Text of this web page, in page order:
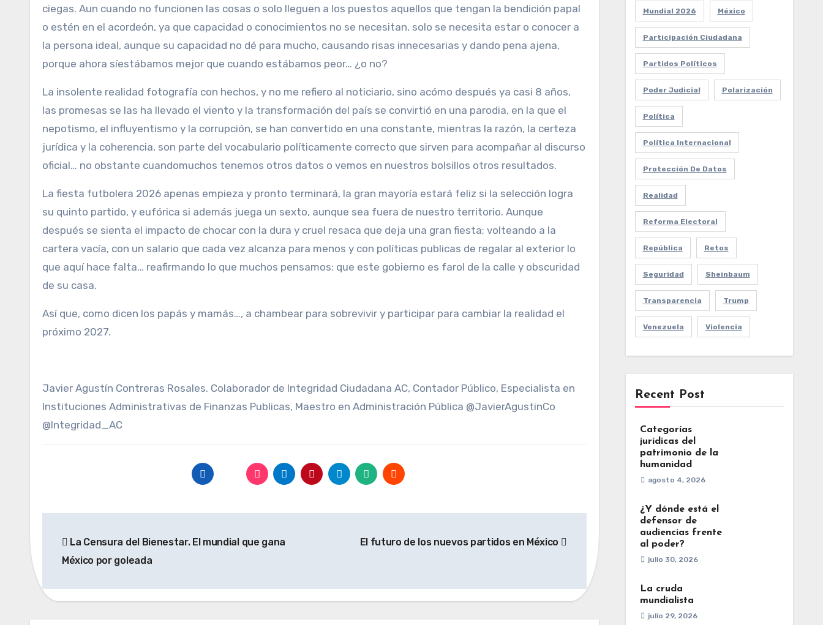
ciegas. Aun cuando no funcionen las cosas o solo lleguen a los puestos aquellos que tengan la bendición papal
o estén en el acordeón, ya que capacidad o conocimientos no se necesitan, solo se necesita estar o conocer a
la persona ideal, aunque su capacidad no dé para mucho, causando risas innecesarias y dando pena ajena,
porque ahora síestábamos mejor que cuando estábamos peor… ¿o no?
La insolente realidad fotografía con hechos, y no me refiero al noticiario, sino acómo después ya casi 8 años,
las promesas se las ha llevado el viento y la transformación del país se convirtió en una parodia, en la que el
nepotismo, el influyentismo y la corrupción, se han convertido en una constante, mientras la razón, la certeza
jurídica y la coherencia, son parte del vocabulario políticamente correcto que sirven para acompañar al discurso
oficial… no obstante cuandomuchos tenemos otros datos o vemos en nuestros bolsillos otros resultados.
La fiesta futbolera 2026 apenas empieza y pronto terminará, la gran mayoría estará feliz si la selección logra
su quinto partido, y eufórica si además juega un sexto, aunque sea fuera de nuestro territorio. Aunque
después se sienta el impacto de chocar con la dura y cruel resaca que deja una gran fiesta; volteando a la
cartera vacía, con un salario que cada vez alcanza para menos y con políticas publicas de regalar al exterior lo
que aquí hace falta… reafirmando lo que muchos pensamos; que este gobierno es farol de la calle y obscuridad
de su casa.
Así que, como dicen los papás y mamás…, a chambear para sobrevivir y participar para cambiar la realidad el
próximo 2027.
Javier Agustín Contreras Rosales. Colaborador de Integridad Ciudadana AC, Contador Público, Especialista en
Instituciones Administrativas de Finanzas Publicas, Maestro en Administración Pública @JavierAgustinCo
@Integridad_AC
de La Censura del Bienestar. El mundial que gana
México por goleada
El futuro de los nuevos partidos en México
Mundial 2026 México
Participación Ciudadana
Partidos Políticos
Poder Judicial Polarización
Política
Política Internacional
Protección De Datos
Realidad
Reforma Electoral
República Retos
Seguridad Sheinbaum
Transparencia Trump
Venezuela Violencia
Recent Post
Categorías
jurídicas del
patrimonio de la
humanidad
agosto 4, 2026
¿Y dónde está el
defensor de
audiencias frente
al poder?
julio 30, 2026
La cruda
mundialista
julio 29, 2026